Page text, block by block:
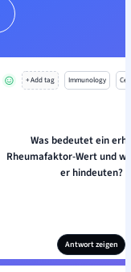
+ Add tag Immunology
Was bedeutet ein
Rheumafaktor-Wert und
er hindeuten?
Antwort zeigen